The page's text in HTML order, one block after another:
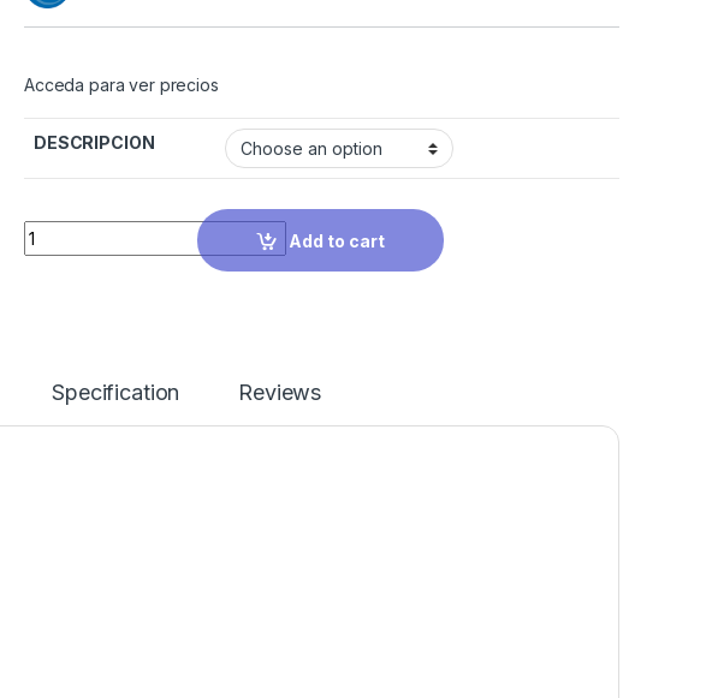
Acceda para ver precios
DESCRIPCION
Quantity
Add to cart
Specification Reviews